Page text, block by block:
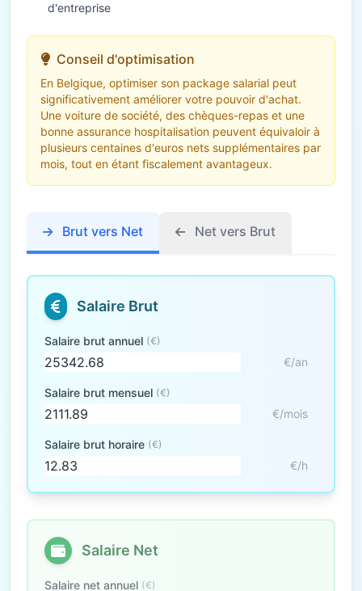
d'entreprise
Conseil d'optimisation
En Belgique, optimiser son package salarial peut
significativement améliorer votre pouvoir d'achat.
Une voiture de société, des chèques-repas et une
bonne assurance hospitalisation peuvent équivaloir à
plusieurs centaines d'euros nets supplémentaires par
mois, tout en étant fiscalement avantageux.
Brut vers Net Net vers Brut
Salaire Brut
Salaire brut annuel (€)
€/an
Salaire brut mensuel (€)
€/mois
Salaire brut horaire (€)
€/h
Salaire Net
Salaire net annuel (€)